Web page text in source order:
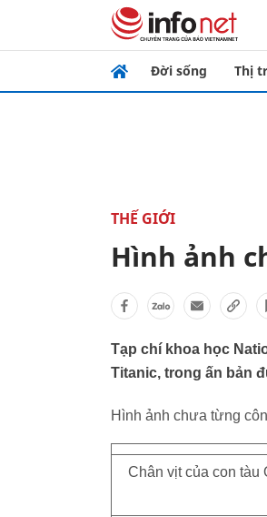
Đời sống Thị
THẾ GIỚI
Hình ảnh
Tạp chí khoa học
Titanic, trong ấn bản
Hình ảnh chưa từng
Chân vịt của con